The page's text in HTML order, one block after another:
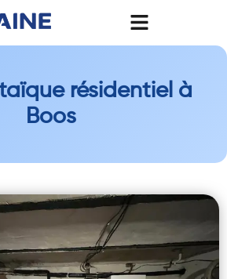
résidentiel à
Boos